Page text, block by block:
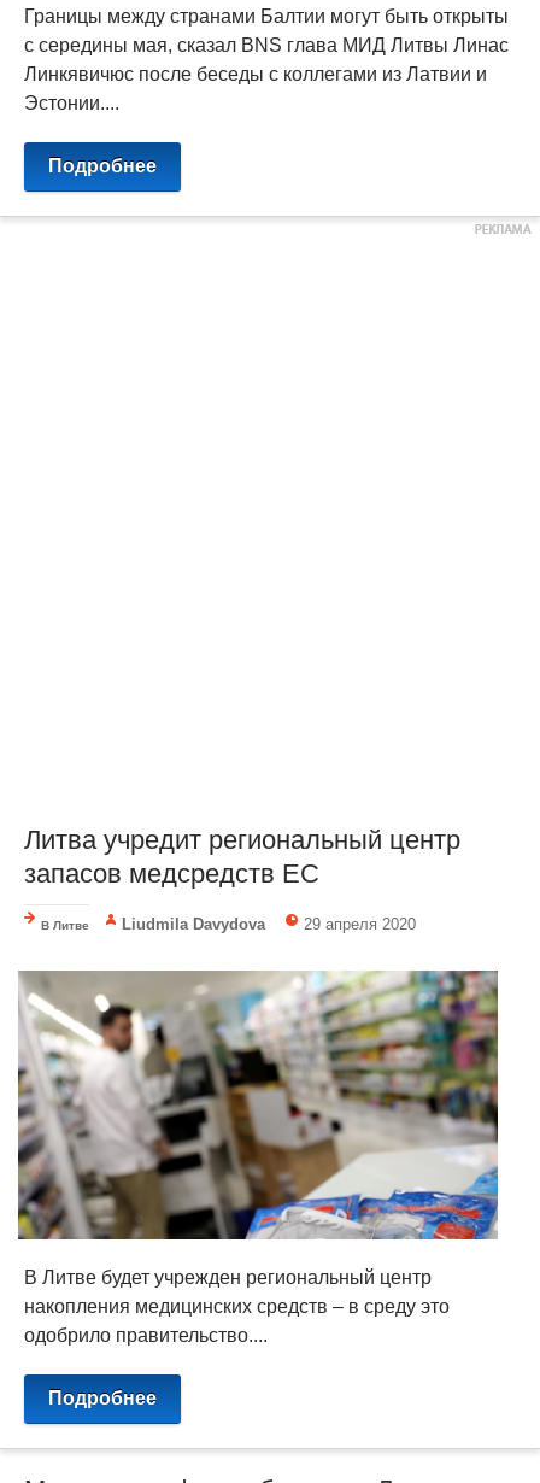
Границы между странами Балтии могут быть открыты
с середины мая, сказал BNS глава МИД Литвы Линас
Линкявичюс после беседы с коллегами из Латвии и
Эстонии....
Подробнее
Литва учредит региональный центр
запасов медсредств ЕС
В Литве Liudmila Davydova 29 апреля 2020
В Литве будет учрежден региональный центр
накопления медицинских средств – в среду это
одобрило правительство....
Подробнее